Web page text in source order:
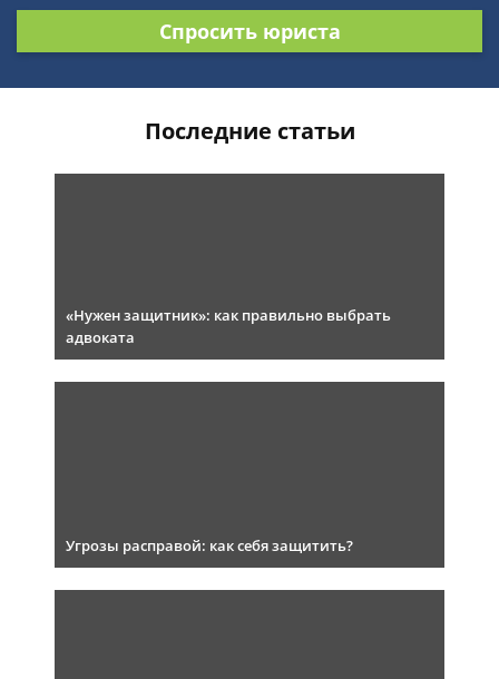
Спросить юриста
Последние статьи
«Нужен защитник»: как правильно выбрать
адвоката
Угрозы расправой: как себя защитить?